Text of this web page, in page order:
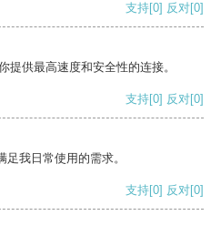
支持[0] 反对[0]
提供最高速度和安全性的连接。
支持[0] 反对[0]
我日常使用的需求。
支持[0] 反对[0]